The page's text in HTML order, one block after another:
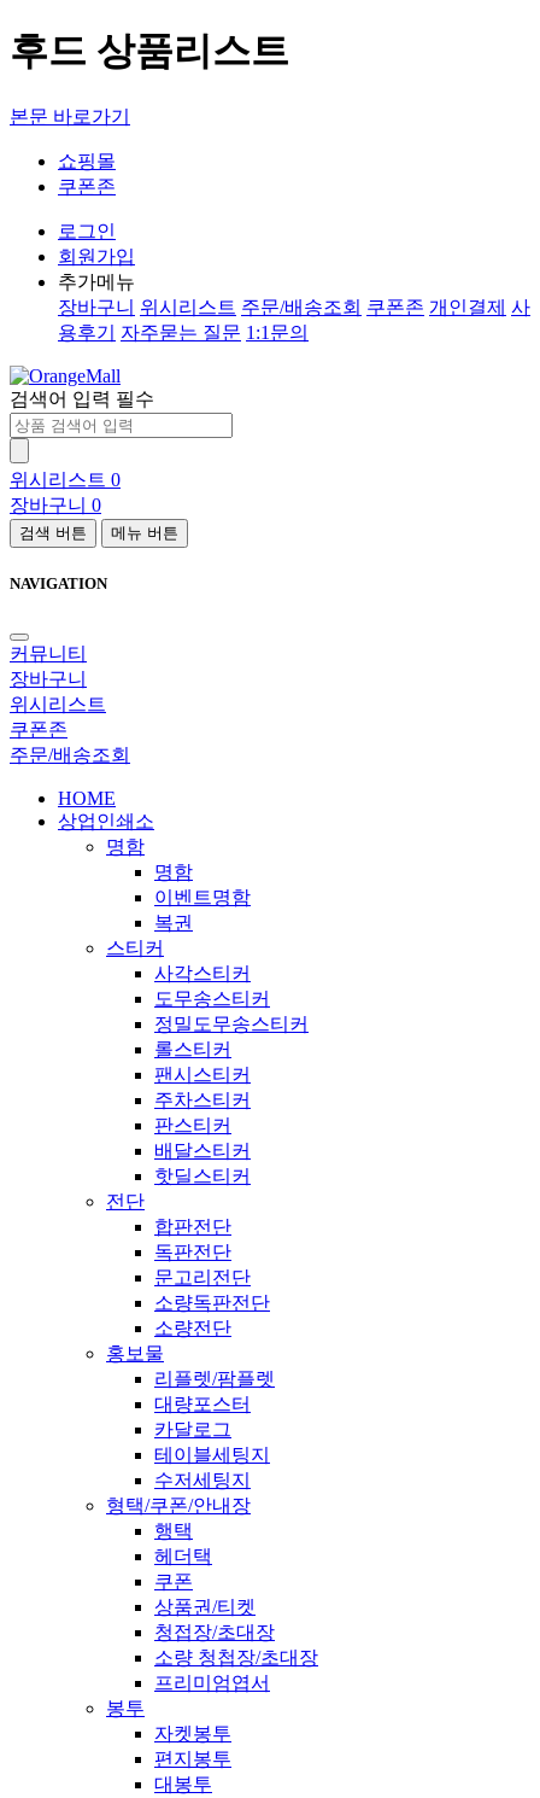
후드 상품리스트
본문 바로가기
쇼핑몰
쿠폰존
로그인
회원가입
추가메뉴
장바구니 위시리스트 주문/배송조회 쿠폰존 개인결제 사
용후기
자주묻는 질문 1:1문의
검색어 입력 필수
위시리스트 0
장바구니 0
검색 버튼 메뉴 버튼
NAVIGATION
커뮤니티
장바구니
위시리스트
쿠폰존
주문/배송조회
HOME
상업인쇄소
명함
명함
이벤트명함
복권
스티커
사각스티커
도무송스티커
정밀도무송스티커
롤스티커
팬시스티커
주차스티커
판스티커
배달스티커
핫딜스티커
전단
합판전단
독판전단
문고리전단
소량독판전단
소량전단
홍보물
리플렛/팜플렛
대량포스터
카달로그
테이블세팅지
수저세팅지
형택/쿠폰/안내장
행택
헤더택
쿠폰
상품권/티켓
청접장/초대장
소량 청첩장/초대장
프리미엄엽서
봉투
자켓봉투
편지봉투
대봉투